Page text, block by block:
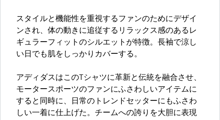
スタイルと機能性を重視するファンのためにデザイ
ンされ、体の動きに追従するリラックス感のあるレ
ギュラーフィットのシルエットが特徴。長袖で涼し
い日でも肌をしっかりカバーする。
アディダスはこのTシャツに革新と伝統を融合させ、
モータースポーツのファンにふさわしいアイテムに
すると同時に、日常のトレンドセッターにもふさわ
しい一着に仕上げた。チームへの誇りを大胆に表現